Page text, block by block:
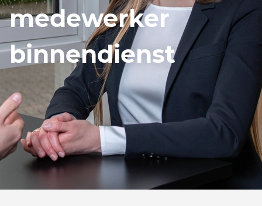
medewerker
binnendienst